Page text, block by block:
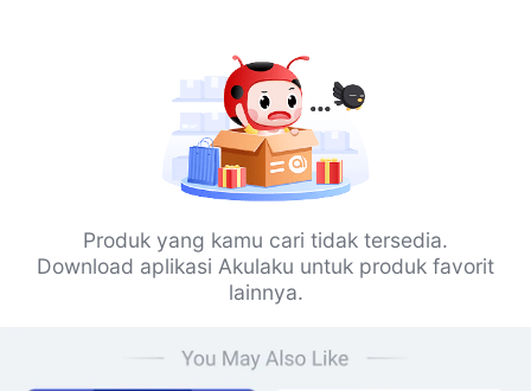
Produk yang kamu cari tidak tersedia.
Download aplikasi Akulaku untuk produk favorit
lainnya.